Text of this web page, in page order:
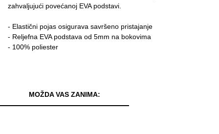
zahvaljujući povećanoj EVA podstavi.
- Elastični pojas osigurava savršeno pristajanje
- Reljefna EVA podstava od 5mm na bokovima
- 100% poliester
MOŽDA VAS ZANIMA: